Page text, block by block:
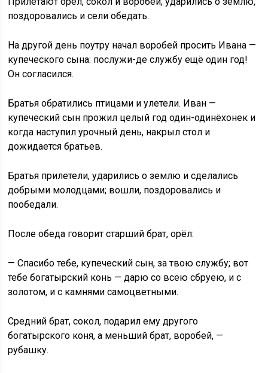
поздоровались и сели обедать.
На другой день поутру начал воробей просить Ивана —
купеческого сына: послужи-де службу ещё один год!
Он согласился.
Братья обратились птицами и улетели. Иван —
купеческий сын прожил целый год один-одинёхонек и
когда наступил урочный день, накрыл стол и
дожидается братьев.
Братья прилетели, ударились о землю и сделались
добрыми молодцами; вошли, поздоровались и
пообедали.
После обеда говорит старший брат, орёл:
— Спасибо тебе, купеческий сын, за твою службу; вот
тебе богатырский конь — дарю со всею сбруею, и с
золотом, и с камнями самоцветными.
Средний брат, сокол, подарил ему другого
богатырского коня, а меньший брат, воробей, —
рубашку.